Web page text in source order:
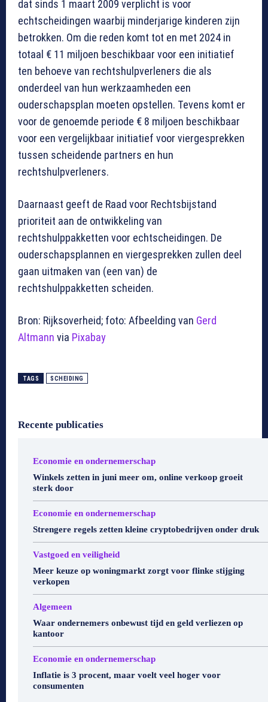
dat sinds 1 maart 2009 verplicht is voor
echtscheidingen waarbij minderjarige kinderen zijn
betrokken. Om die reden komt tot en met 2024 in
totaal € 11 miljoen beschikbaar voor een initiatief
ten behoeve van rechtshulpverleners die als
onderdeel van hun werkzaamheden een
ouderschapsplan moeten opstellen. Tevens komt er
voor de genoemde periode € 8 miljoen beschikbaar
voor een vergelijkbaar initiatief voor viergesprekken
tussen scheidende partners en hun
rechtshulpverleners.
Daarnaast geeft de Raad voor Rechtsbijstand
prioriteit aan de ontwikkeling van
rechtshulppakketten voor echtscheidingen. De
ouderschapsplannen en viergesprekken zullen deel
gaan uitmaken van (een van) de
rechtshulppakketten scheiden.
Bron: Rijksoverheid; foto: Afbeelding van Gerd
Altmann via Pixabay
TAGS SCHEIDING
Recente publicaties
Economie en ondernemerschap
Winkels zetten in juni meer om, online verkoop groeit
sterk door
Economie en ondernemerschap
Strengere regels zetten kleine cryptobedrijven onder druk
Vastgoed en veiligheid
Meer keuze op woningmarkt zorgt voor flinke stijging
verkopen
Algemeen
Waar ondernemers onbewust tijd en geld verliezen op
kantoor
Economie en ondernemerschap
Inflatie is 3 procent, maar voelt veel hoger voor
consumenten